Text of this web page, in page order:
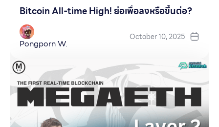
Bitcoin All-time High! ย่อเพื่อลงหรือขึ้นต่อ?
Pongporn W.
October 10, 2025